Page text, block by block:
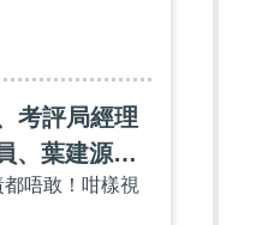
考評局經理
、葉建源稱
唔敢！咁樣視